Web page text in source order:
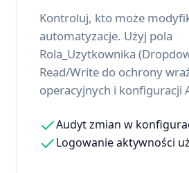
Kontroluj, kto może
automatyzacje. Użyj pola
Rola_Uzytkownika
Read/Write do ochrony
operacyjnych i konfiguracji
Audyt zmian w
Logowanie aktywności